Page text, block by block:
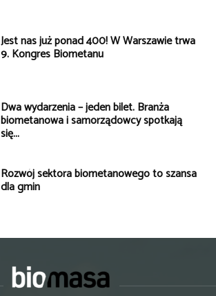
Jest nas już ponad 400! W Warszawie trwa
9. Kongres Biometanu
Dwa wydarzenia – jeden bilet. Branża
biometanowa i samorządowcy spotkają
się...
Rozwój sektora biometanowego to szansa
dla gmin